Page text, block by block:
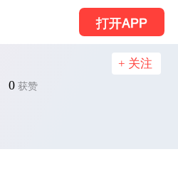
打开APP
0 获赞
+ 关注